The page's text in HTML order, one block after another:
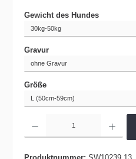
Gewicht des Hundesauswählen
Gravurauswählen
Größeauswählen